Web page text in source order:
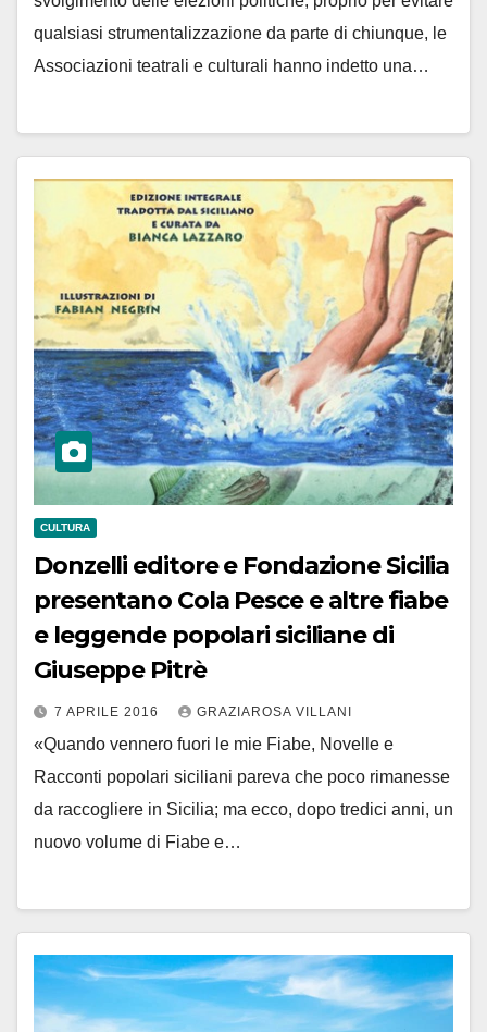
qualsiasi strumentalizzazione da parte di chiunque, le
Associazioni teatrali e culturali hanno indetto una…
CULTURA
Donzelli editore e Fondazione Sicilia
presentano Cola Pesce e altre fiabe
e leggende popolari siciliane di
Giuseppe Pitrè
7 APRILE 2016 GRAZIAROSA VILLANI
«Quando vennero fuori le mie Fiabe, Novelle e
Racconti popolari siciliani pareva che poco rimanesse
da raccogliere in Sicilia; ma ecco, dopo tredici anni, un
nuovo volume di Fiabe e…